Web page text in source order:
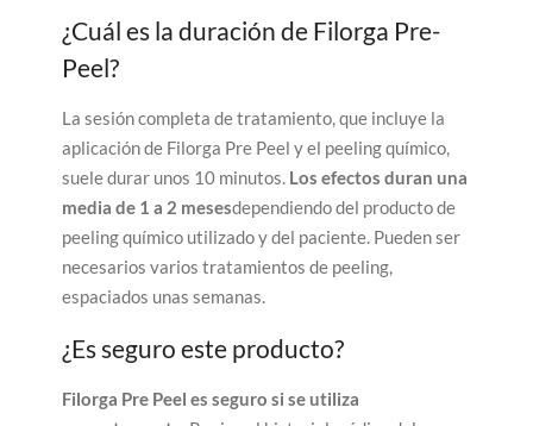
¿Cuál es la duración de Filorga Pre-
Peel?
La sesión completa de tratamiento, que incluye la
aplicación de Filorga Pre Peel y el peeling químico,
suele durar unos 10 minutos. Los efectos duran una
media de 1 a 2 mesesdependiendo del producto de
peeling químico utilizado y del paciente. Pueden ser
necesarios varios tratamientos de peeling,
espaciados unas semanas.
¿Es seguro este producto?
Filorga Pre Peel es seguro si se utiliza